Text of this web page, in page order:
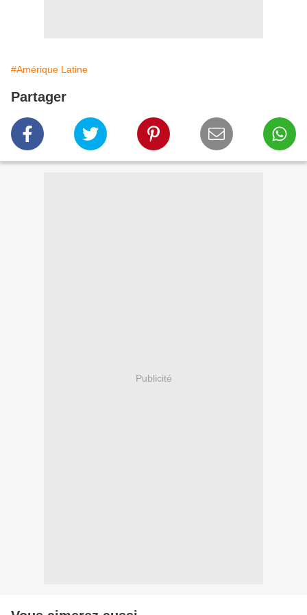
#Amérique Latine
Partager
Publicité